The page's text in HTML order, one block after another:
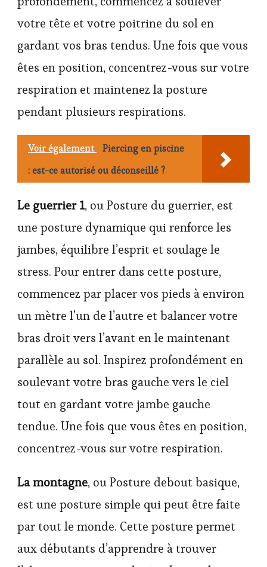
votre tête et votre poitrine du sol en
gardant vos bras tendus. Une fois que vous
êtes en position, concentrez-vous sur votre
respiration et maintenez la posture
pendant plusieurs respirations.
Voir également
Piercing en piscine
: est-ce autorisé ou déconseillé ?
Le guerrier 1, ou Posture du guerrier, est
une posture dynamique qui renforce les
jambes, équilibre l’esprit et soulage le
stress. Pour entrer dans cette posture,
commencez par placer vos pieds à environ
un mètre l’un de l’autre et balancer votre
bras droit vers l’avant en le maintenant
parallèle au sol. Inspirez profondément en
soulevant votre bras gauche vers le ciel
tout en gardant votre jambe gauche
tendue. Une fois que vous êtes en position,
concentrez-vous sur votre respiration.
La montagne, ou Posture debout basique,
est une posture simple qui peut être faite
par tout le monde. Cette posture permet
aux débutants d’apprendre à trouver